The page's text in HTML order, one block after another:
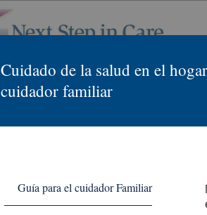
Cuidado de la salud en el
cuidador familiar
Guía para el cuidador Familiar